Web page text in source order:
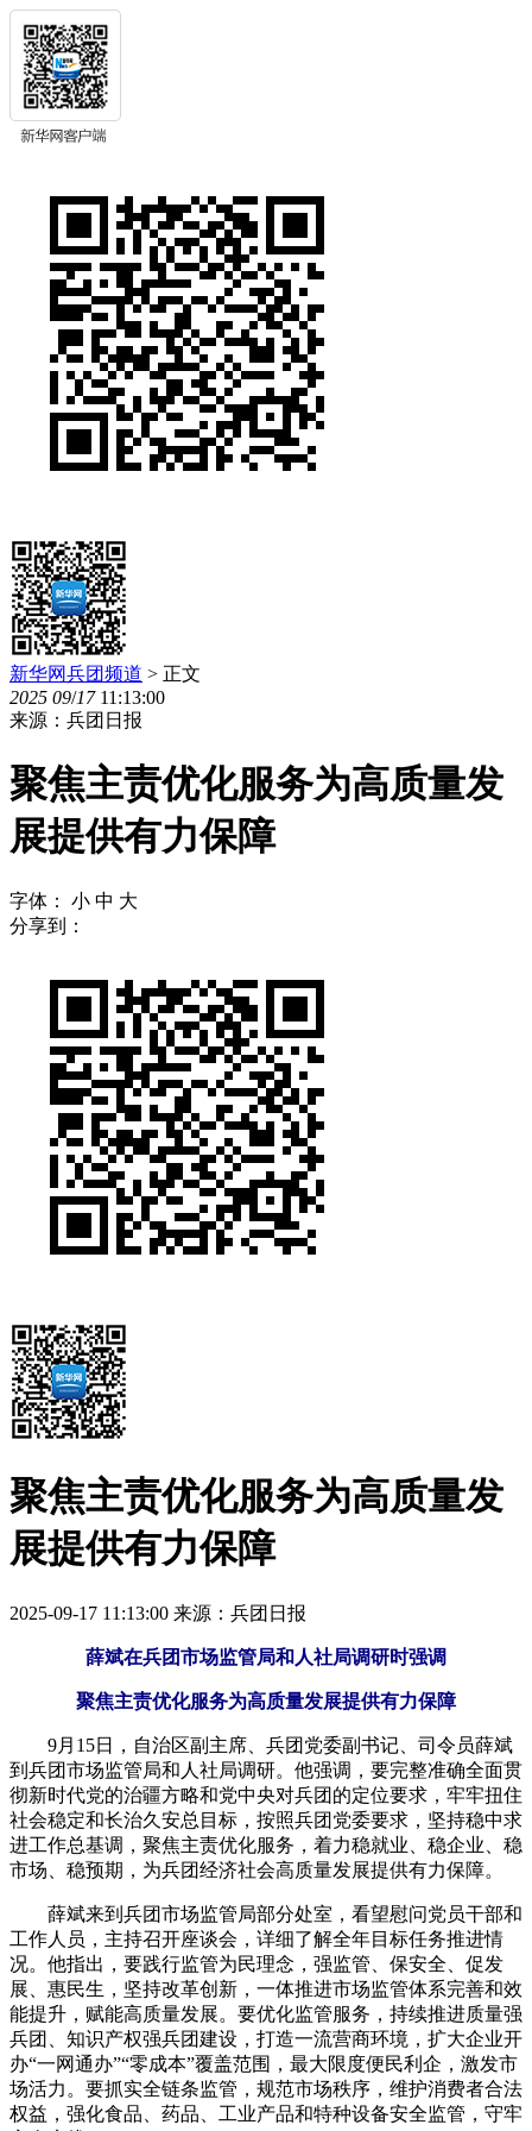
新华网兵团频道 > 正文
2025 09/17 11:13:00
来源：兵团日报
聚焦主责优化服务为高质量发
展提供有力保障
字体： 小 中 大
分享到：
聚焦主责优化服务为高质量发
展提供有力保障
2025-09-17 11:13:00 来源：兵团日报
薛斌在兵团市场监管局和人社局调研时强调
聚焦主责优化服务为高质量发展提供有力保障
9月15日，自治区副主席、兵团党委副书记、司令员薛斌
到兵团市场监管局和人社局调研。他强调，要完整准确全面贯
彻新时代党的治疆方略和党中央对兵团的定位要求，牢牢扭住
社会稳定和长治久安总目标，按照兵团党委要求，坚持稳中求
进工作总基调，聚焦主责优化服务，着力稳就业、稳企业、稳
市场、稳预期，为兵团经济社会高质量发展提供有力保障。
薛斌来到兵团市场监管局部分处室，看望慰问党员干部和
工作人员，主持召开座谈会，详细了解全年目标任务推进情
况。他指出，要践行监管为民理念，强监管、保安全、促发
展、惠民生，坚持改革创新，一体推进市场监管体系完善和效
能提升，赋能高质量发展。要优化监管服务，持续推进质量强
兵团、知识产权强兵团建设，打造一流营商环境，扩大企业开
办“一网通办”“零成本”覆盖范围，最大限度便民利企，激发市
场活力。要抓实全链条监管，规范市场秩序，维护消费者合法
权益，强化食品、药品、工业产品和特种设备安全监管，守牢